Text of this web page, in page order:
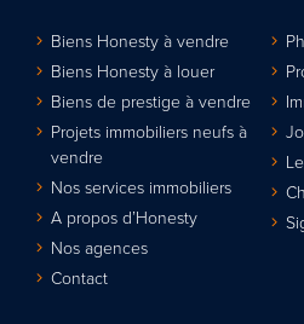
Biens Honesty à vendre
Biens Honesty à louer
Biens de prestige à vendre
Projets immobiliers neufs à
vendre
Nos services immobiliers
A propos d’Honesty
Nos agences
Contact